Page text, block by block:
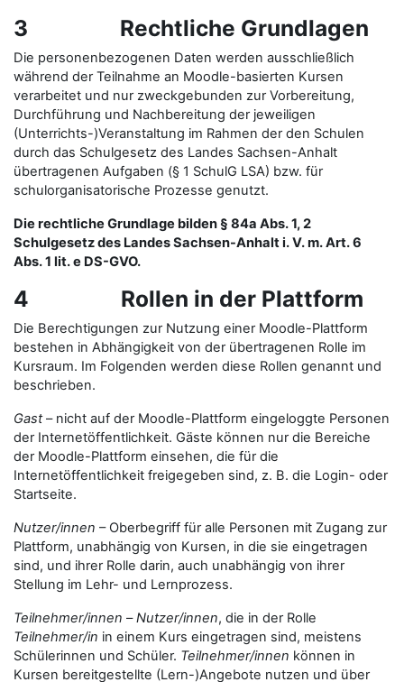
3 Rechtliche Grundlagen
Die personenbezogenen Daten werden ausschließlich
während der Teilnahme an Moodle-basierten Kursen
verarbeitet und nur zweckgebunden zur Vorbereitung,
Durchführung und Nachbereitung der jeweiligen
(Unterrichts-)Veranstaltung im Rahmen der den Schulen
durch das Schulgesetz des Landes Sachsen-Anhalt
übertragenen Aufgaben (§ 1 SchulG LSA) bzw. für
schulorganisatorische Prozesse genutzt.
Die rechtliche Grundlage bilden § 84a Abs. 1, 2
Schulgesetz des Landes Sachsen-Anhalt i. V. m. Art. 6
Abs. 1 lit. e DS-GVO.
4 Rollen in der Plattform
Die Berechtigungen zur Nutzung einer Moodle-Plattform
bestehen in Abhängigkeit von der übertragenen Rolle im
Kursraum. Im Folgenden werden diese Rollen genannt und
beschrieben.
Gast– nicht auf der Moodle-Plattform eingeloggte Personen
der Internetöffentlichkeit. Gäste können nur die Bereiche
der Moodle-Plattform einsehen, die für die
Internetöffentlichkeit freigegeben sind, z. B. die Login- oder
Startseite.
Nutzer/innen – Oberbegriff für alle Personen mit Zugang zur
Plattform, unabhängig von Kursen, in die sie eingetragen
sind, und ihrer Rolle darin, auch unabhängig von ihrer
Stellung im Lehr- und Lernprozess.
Teilnehmer/innen –Nutzer/innen, die in der Rolle
Teilnehmer/in in einem Kurs eingetragen sind, meistens
Schülerinnen und Schüler. Teilnehmer/innen können in
Kursen bereitgestellte (Lern-)Angebote nutzen und über